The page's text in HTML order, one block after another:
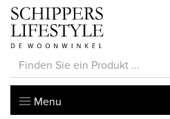
Menu